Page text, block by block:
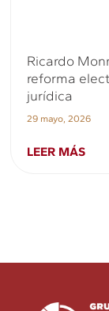
Ricardo
reforma
jurídica
29 mayo, 2026
LEER MÁS